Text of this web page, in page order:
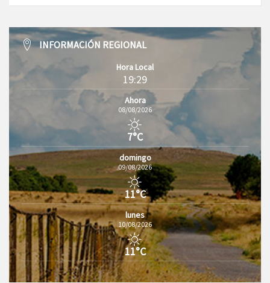
INFORMACIÓN REGIONAL
Hora Local
19:29
Ahora
08/08/2026
7°C
domingo
09/08/2026
11°C
lunes
10/08/2026
11°C